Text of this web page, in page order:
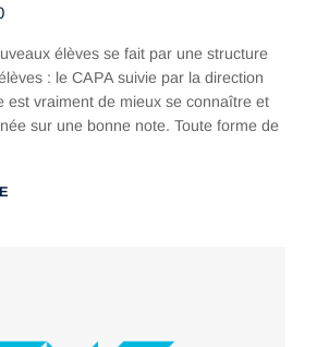
élèves se fait par une structure
: le CAPA suivie par la direction
est vraiment de mieux se connaître et
sur une bonne note. Toute forme de